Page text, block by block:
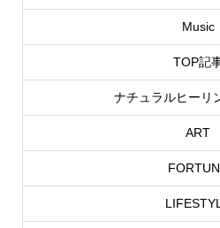
Music
TOP記
ナチュラルヒーリ
ART